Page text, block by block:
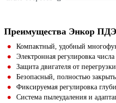
Преимущества Энкор
Компактный, удобный
Электронная регулировка
Защита двигателя от
Безопасный, полностью
Фиксируемая регулировка
Система пылеудаления и